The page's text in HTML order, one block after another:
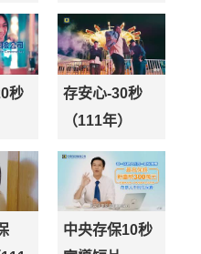
秒
存安心-30秒
（111年）
中央存保10秒